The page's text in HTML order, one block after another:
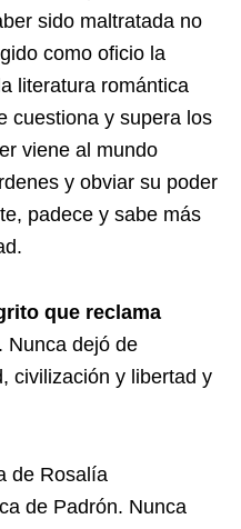
sido maltratada no
como oficio la
literatura romántica
cuestiona y supera los
viene al mundo
y obviar su poder
padece y sabe más
que reclama
. Nunca dejó de
civilización y libertad y
de Rosalía
de Padrón. Nunca